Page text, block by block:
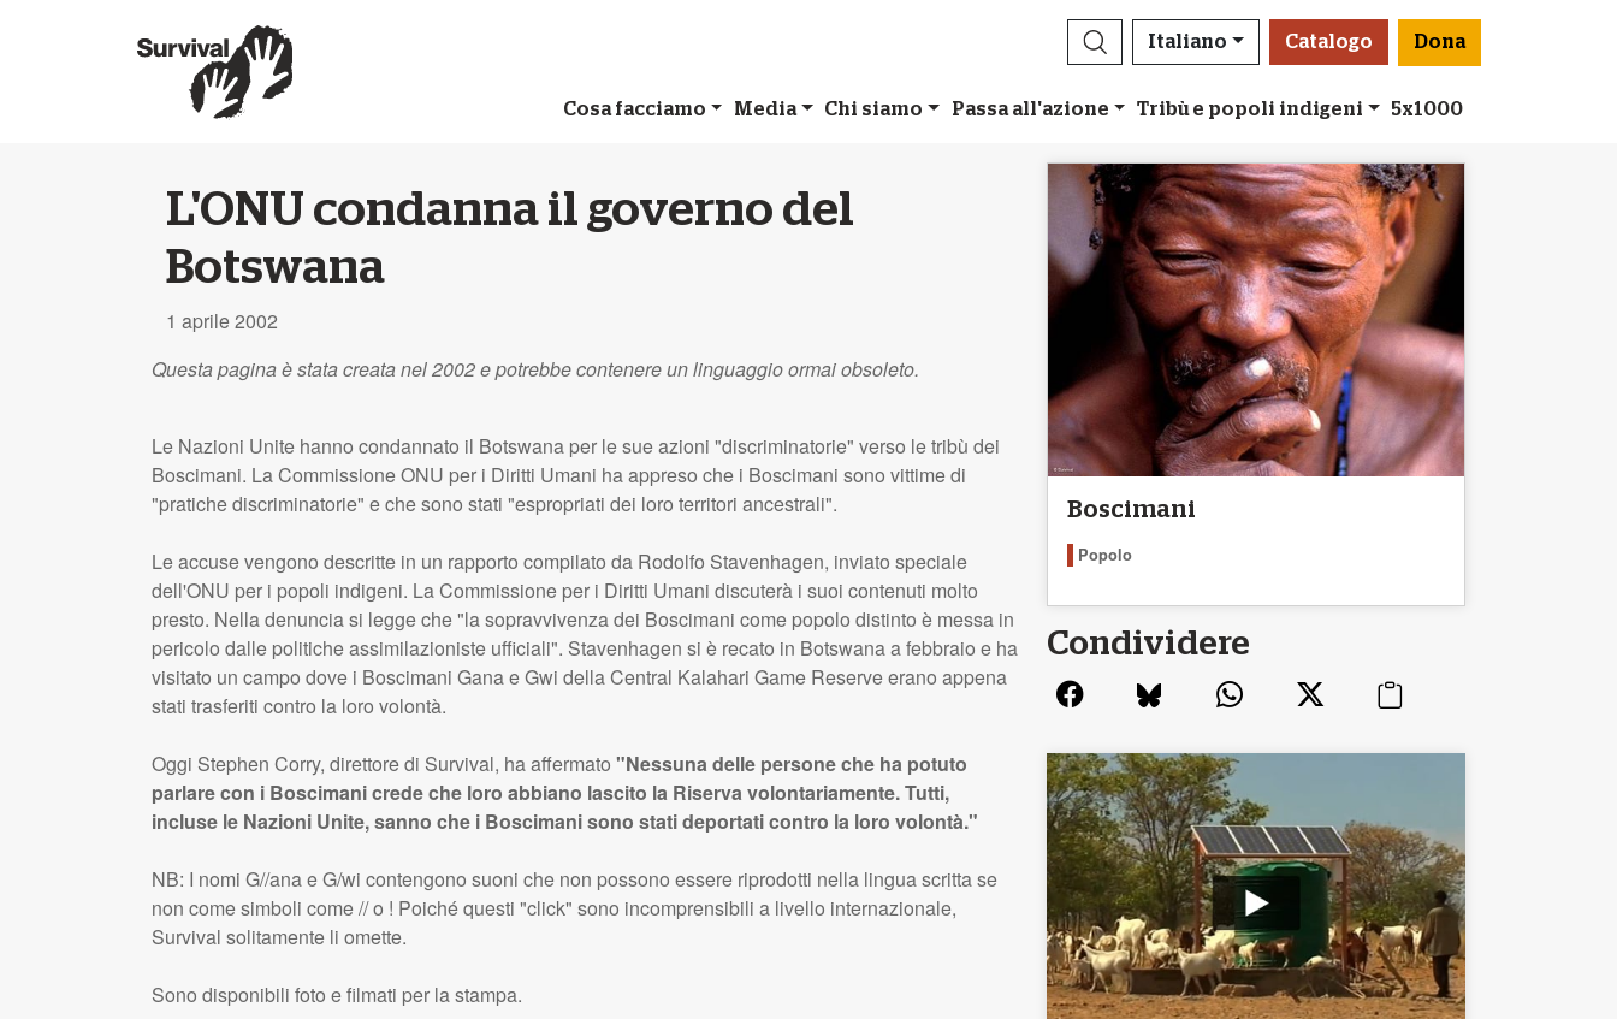
Italiano Catalogo Dona
Cosa facciamo Media Chi siamo Passa all'azione Tribù e popoli indigeni 5x1000
L'ONU condanna il governo del
Botswana
1 aprile 2002
Questa pagina è stata creata nel 2002 e potrebbe contenere un linguaggio ormai obsoleto.
Le Nazioni Unite hanno condannato il Botswana per le sue azioni "discriminatorie" verso le tribù dei
Boscimani. La CommissioneONU per i Diritti Umani ha appreso che i Boscimani sono vittime di
"pratiche discriminatorie" e che sono stati "espropriati dei loro territori ancestrali".
Le accuse vengono descritte in un rapporto compilato da Rodolfo Stavenhagen, inviato speciale
dell'ONU per i popoli indigeni. La Commissione per i Diritti Umani discuterà i suoi contenuti molto
presto. Nella denuncia si legge che "la sopravvivenza dei Boscimani come popolo distinto è messa in
pericolo dalle politiche assimilazioniste ufficiali". Stavenhagen si è recato in Botswana a febbraio e ha
visitato un campo dove i Boscimani Gana e Gwi della Central Kalahari Game Reserve erano appena
stati trasferiti contro la loro volontà.
Oggi Stephen Corry, direttore di Survival, ha affermato "Nessuna delle persone che ha potuto
parlare con i Boscimani crede che loro abbiano lascito la Riserva volontariamente. Tutti,
incluse le Nazioni Unite, sanno che i Boscimani sono stati deportati contro la loro volontà."
NB: I nomi G//ana e G/wi contengono suoni che non possono essere riprodotti nella lingua scritta se
non come simboli come // o ! Poiché questi "click" sono incomprensibili a livello internazionale,
Survival solitamente li omette.
Sono disponibili foto e filmati per la stampa.
Boscimani
Popolo
Condividere